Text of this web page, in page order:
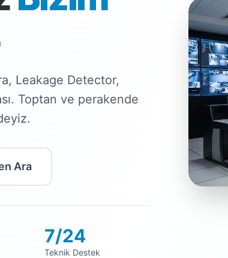
Leakage Detector,
Toptan ve perakende
Ara
7/24
Teknik Destek